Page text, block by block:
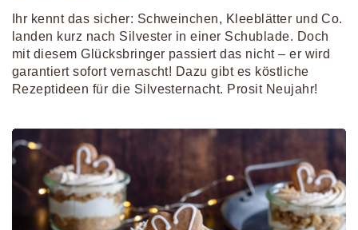
Ihr kennt das sicher: Schweinchen, Kleeblätter und Co.
landen kurz nach Silvester in einer Schublade. Doch
mit diesem Glücksbringer passiert das nicht – er wird
garantiert sofort vernascht! Dazu gibt es köstliche
Rezeptideen für die Silvesternacht. Prosit Neujahr!